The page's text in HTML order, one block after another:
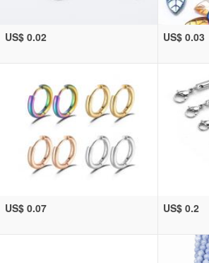
US$ 0.02 US$ 0.03
US$ 0.07 US$ 0.2